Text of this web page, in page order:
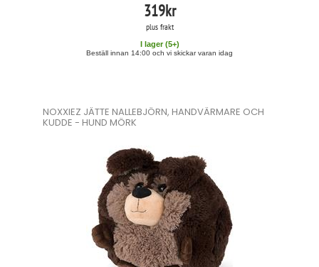
319kr
plus frakt
I lager (5+)
Beställ innan 14:00 och vi skickar varan idag
NOXXIEZ JÄTTE NALLEBJÖRN, HANDVÄRMARE OCH
KUDDE - HUND MÖRK